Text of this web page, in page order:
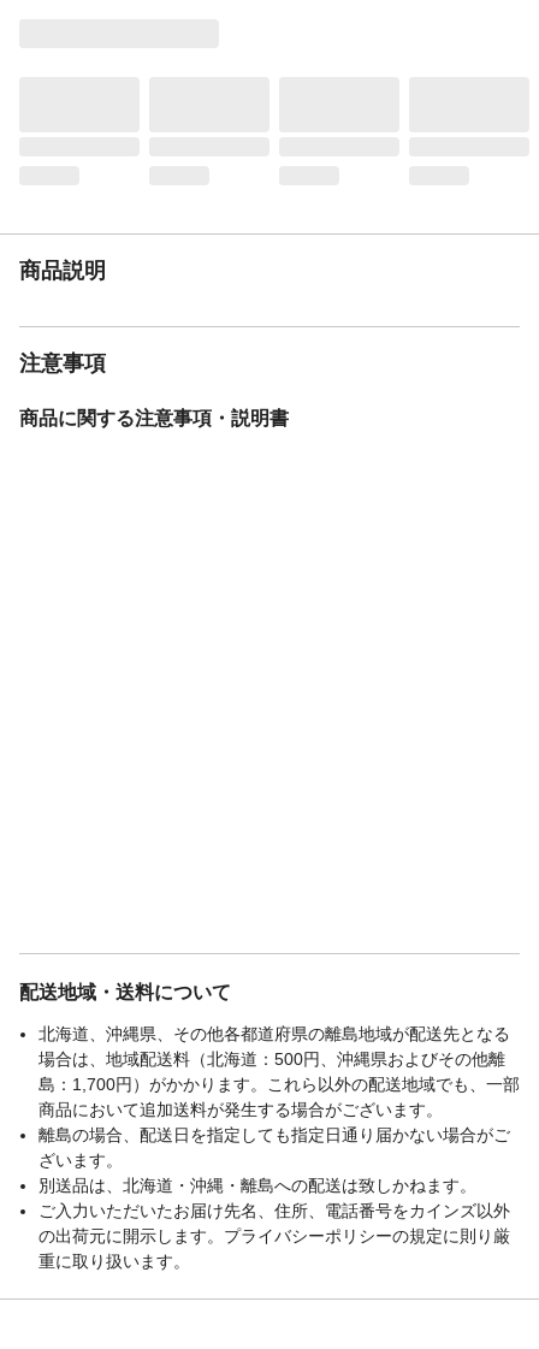
商品説明
注意事項
商品に関する注意事項・説明書
配送地域・送料について
北海道、沖縄県、その他各都道府県の離島地域が配送先となる
場合は、地域配送料（北海道：500円、沖縄県およびその他離
島：1,700円）がかかります。これら以外の配送地域でも、一部
商品において追加送料が発生する場合がございます。
離島の場合、配送日を指定しても指定日通り届かない場合がご
ざいます。
別送品は、北海道・沖縄・離島への配送は致しかねます。
ご入力いただいたお届け先名、住所、電話番号をカインズ以外
の出荷元に開示します。プライバシーポリシーの規定に則り厳
重に取り扱います。